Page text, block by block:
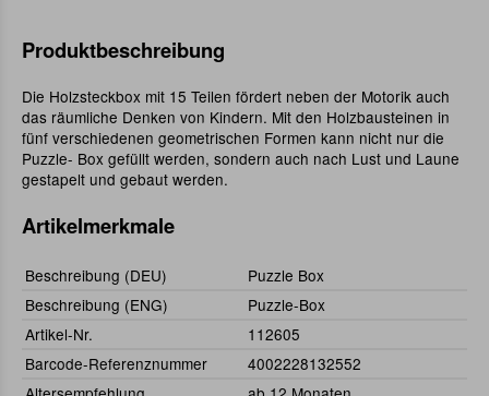
Produktbeschreibung
Die Holzsteckbox mit 15 Teilen fördert neben der Motorik auch
das räumliche Denken von Kindern. Mit den Holzbausteinen in
fünf verschiedenen geometrischen Formen kann nicht nur die
Puzzle- Box gefüllt werden, sondern auch nach Lust und Laune
gestapelt und gebaut werden.
Artikelmerkmale
Beschreibung (DEU)
Puzzle Box
Beschreibung (ENG)
Puzzle-Box
Artikel-Nr.
112605
Barcode-Referenznummer
4002228132552